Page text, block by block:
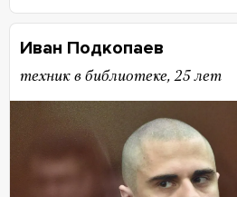
Иван Подкопаев
техник в библиотеке, 25 лет